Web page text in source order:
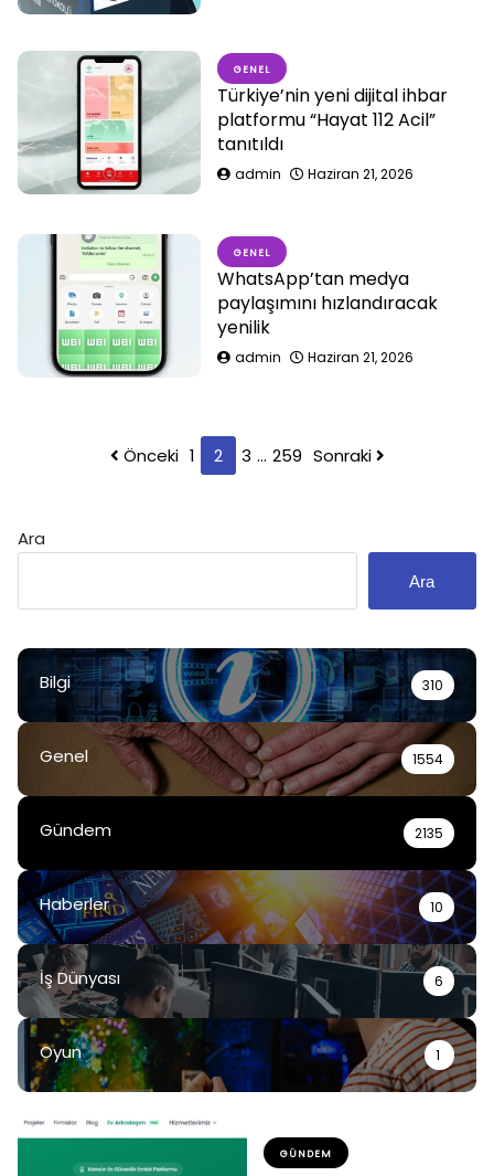
GENEL
Türkiye’nin yeni dijital ihbar
platformu “Hayat 112 Acil”
tanıtıldı
admin Haziran 21, 2026
GENEL
WhatsApp’tan medya
paylaşımını hızlandıracak
yenilik
admin Haziran 21, 2026
Önceki 1 2 3 … 259 Sonraki
Ara
Ara
Bilgi 310
Genel 1554
Gündem 2135
Haberler 10
İş Dünyası 6
Oyun 1
GÜNDEM